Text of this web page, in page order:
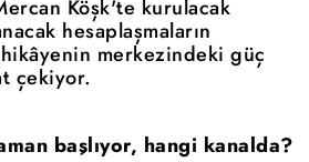
Köşk'te kurulacak
hesaplaşmaların
merkezindeki güç
çekiyor.
başlıyor, hangi kanalda?